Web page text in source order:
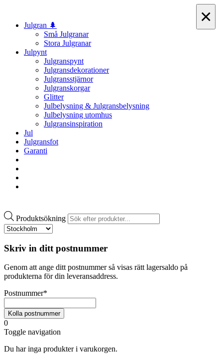
Julgran 🌲
Små Julgranar
Stora Julgranar
Julpynt
Julgranspynt
Julgransdekorationer
Julgransstjärnor
Julgranskorgar
Glitter
Julbelysning & Julgransbelysning
Julbelysning utomhus
Julgransinspiration
Jul
Julgransfot
Garanti
Produktsökning
Skriv in ditt postnummer
Genom att ange ditt postnummer så visas rätt lagersaldo på
produkterna för din leveransaddress.
×
Postnummer*
0
Toggle navigation
Du har inga produkter i varukorgen.